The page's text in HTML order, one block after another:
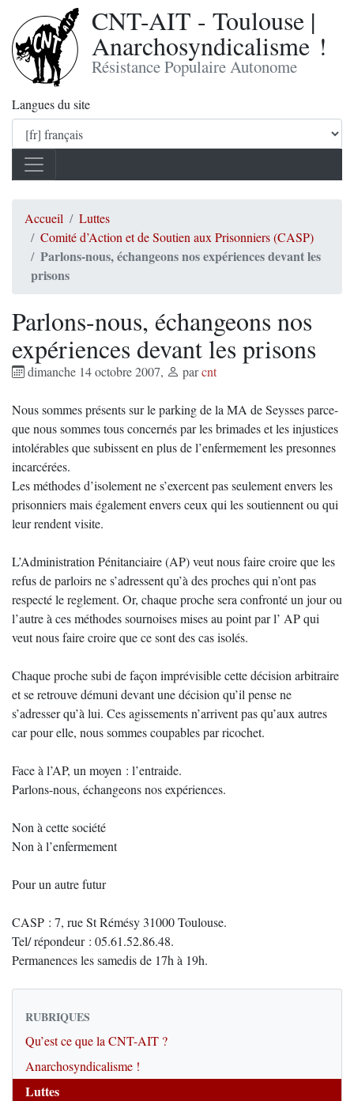
CNT-AIT - Toulouse |
Anarchosyndicalisme !
Résistance Populaire Autonome
Langues du site
Accueil
Luttes
Comité d’Action et de Soutien aux Prisonniers (CASP)
Parlons-nous, échangeons nos expériences devant les
prisons
Parlons-nous, échangeons nos
expériences devant les prisons
dimanche 14 octobre 2007, parcnt
Nous sommes présents sur le parking de la MA de Seysses parce-
que nous sommes tous concernés par les brimades et les injustices
intolérables que subissent en plus de l’enfermement les presonnes
incarcérées.
Les méthodes d’isolement ne s’exercent pas seulement envers les
prisonniers mais également envers ceux qui les soutiennent ou qui
leur rendent visite.
L’Administration Pénitanciaire (AP) veut nous faire croire que les
refus de parloirs ne s’adressent qu’à des proches qui n’ont pas
respecté le reglement. Or, chaque proche sera confronté un jour ou
l’autre à ces méthodes sournoises mises au point par l’ AP qui
veut nous faire croire que ce sont des cas isolés.
Chaque proche subi de façon imprévisible cette décision arbitraire
et se retrouve démuni devant une décision qu’il pense ne
s’adresser qu’à lui. Ces agissements n’arrivent pas qu’aux autres
car pour elle, nous sommes coupables par ricochet.
Face à l’AP, un moyen : l’entraide.
Parlons-nous, échangeons nos expériences.
Non à cette société
Non à l’enfermement
Pour un autre futur
CASP : 7, rue St Rémésy 31000 Toulouse.
Tel/ répondeur : 05.61.52.86.48.
Permanences les samedis de 17h à 19h.
RUBRIQUES
Qu’est ce que la CNT-AIT ?
Anarchosyndicalisme !
Luttes